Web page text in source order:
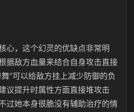
心，这个幻灵的优缺点非常明
据敌方血量来结合自身攻击直接
”可以给敌方挂上减少防御的负
议提升时属性方面直接堆攻击
过她本身很脆没有辅助治疗的情